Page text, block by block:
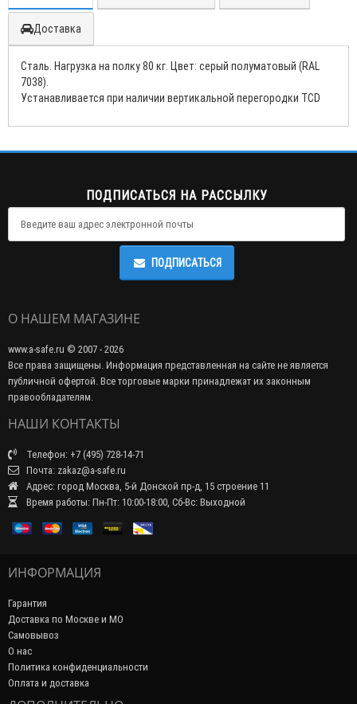
Доставка
Сталь. Нагрузка на полку 80 кг. Цвет: серый полуматовый (RAL
7038).
Устанавливается при наличии вертикальной перегородки TCD
ПОДПИСАТЬСЯ НА РАССЫЛКУ
ПОДПИСАТЬСЯ
О НАШЕМ МАГАЗИНЕ
www.a-safe.ru © 2007 - 2026
Все права защищены. Информация представленная на сайте не является
публичной офертой. Все торговые марки принадлежат их законным
правообладателям.
НАШИ КОНТАКТЫ
Телефон: +7 (495) 728-14-71
Почта: zakaz@a-safe.ru
Адрес: город Москва, 5-й Донской пр-д, 15 строение 11
Время работы: Пн-Пт: 10:00-18:00, Сб-Вс: Выходной
ИНФОРМАЦИЯ
Гарантия
Доставка по Москве и МО
Самовывоз
О нас
Политика конфиденциальности
Оплата и доставка